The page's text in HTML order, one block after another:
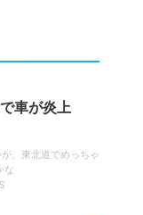
車が炎上
、東北道でめっちゃ
な